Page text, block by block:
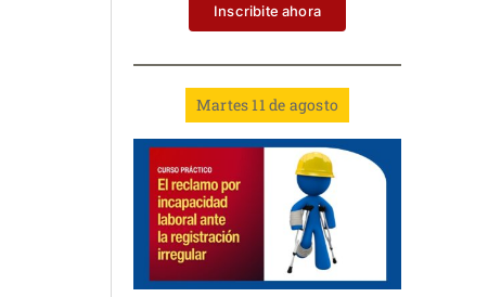
Inscribite ahora
Martes 11 de agosto